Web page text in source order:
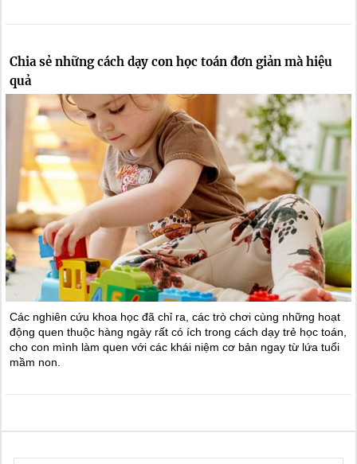
Chia sẻ những cách dạy con học toán đơn giản mà hiệu
quả
Các nghiên cứu khoa học đã chỉ ra, các trò chơi cùng những hoạt
động quen thuộc hàng ngày rất có ích trong cách dạy trẻ học toán,
cho con mình làm quen với các khái niệm cơ bản ngay từ lứa tuổi
mầm non.